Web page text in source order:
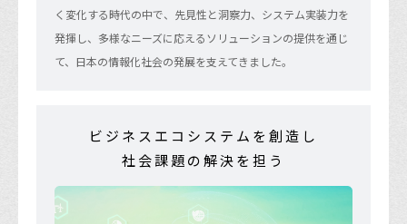
く変化する時代の中で、先見性と洞察力、システム実装力を
発揮し、多様なニーズに応えるソリューションの提供を通じ
て、日本の情報化社会の発展を支えてきました。
ビジネスエコシステムを創造し
社会課題の解決を担う